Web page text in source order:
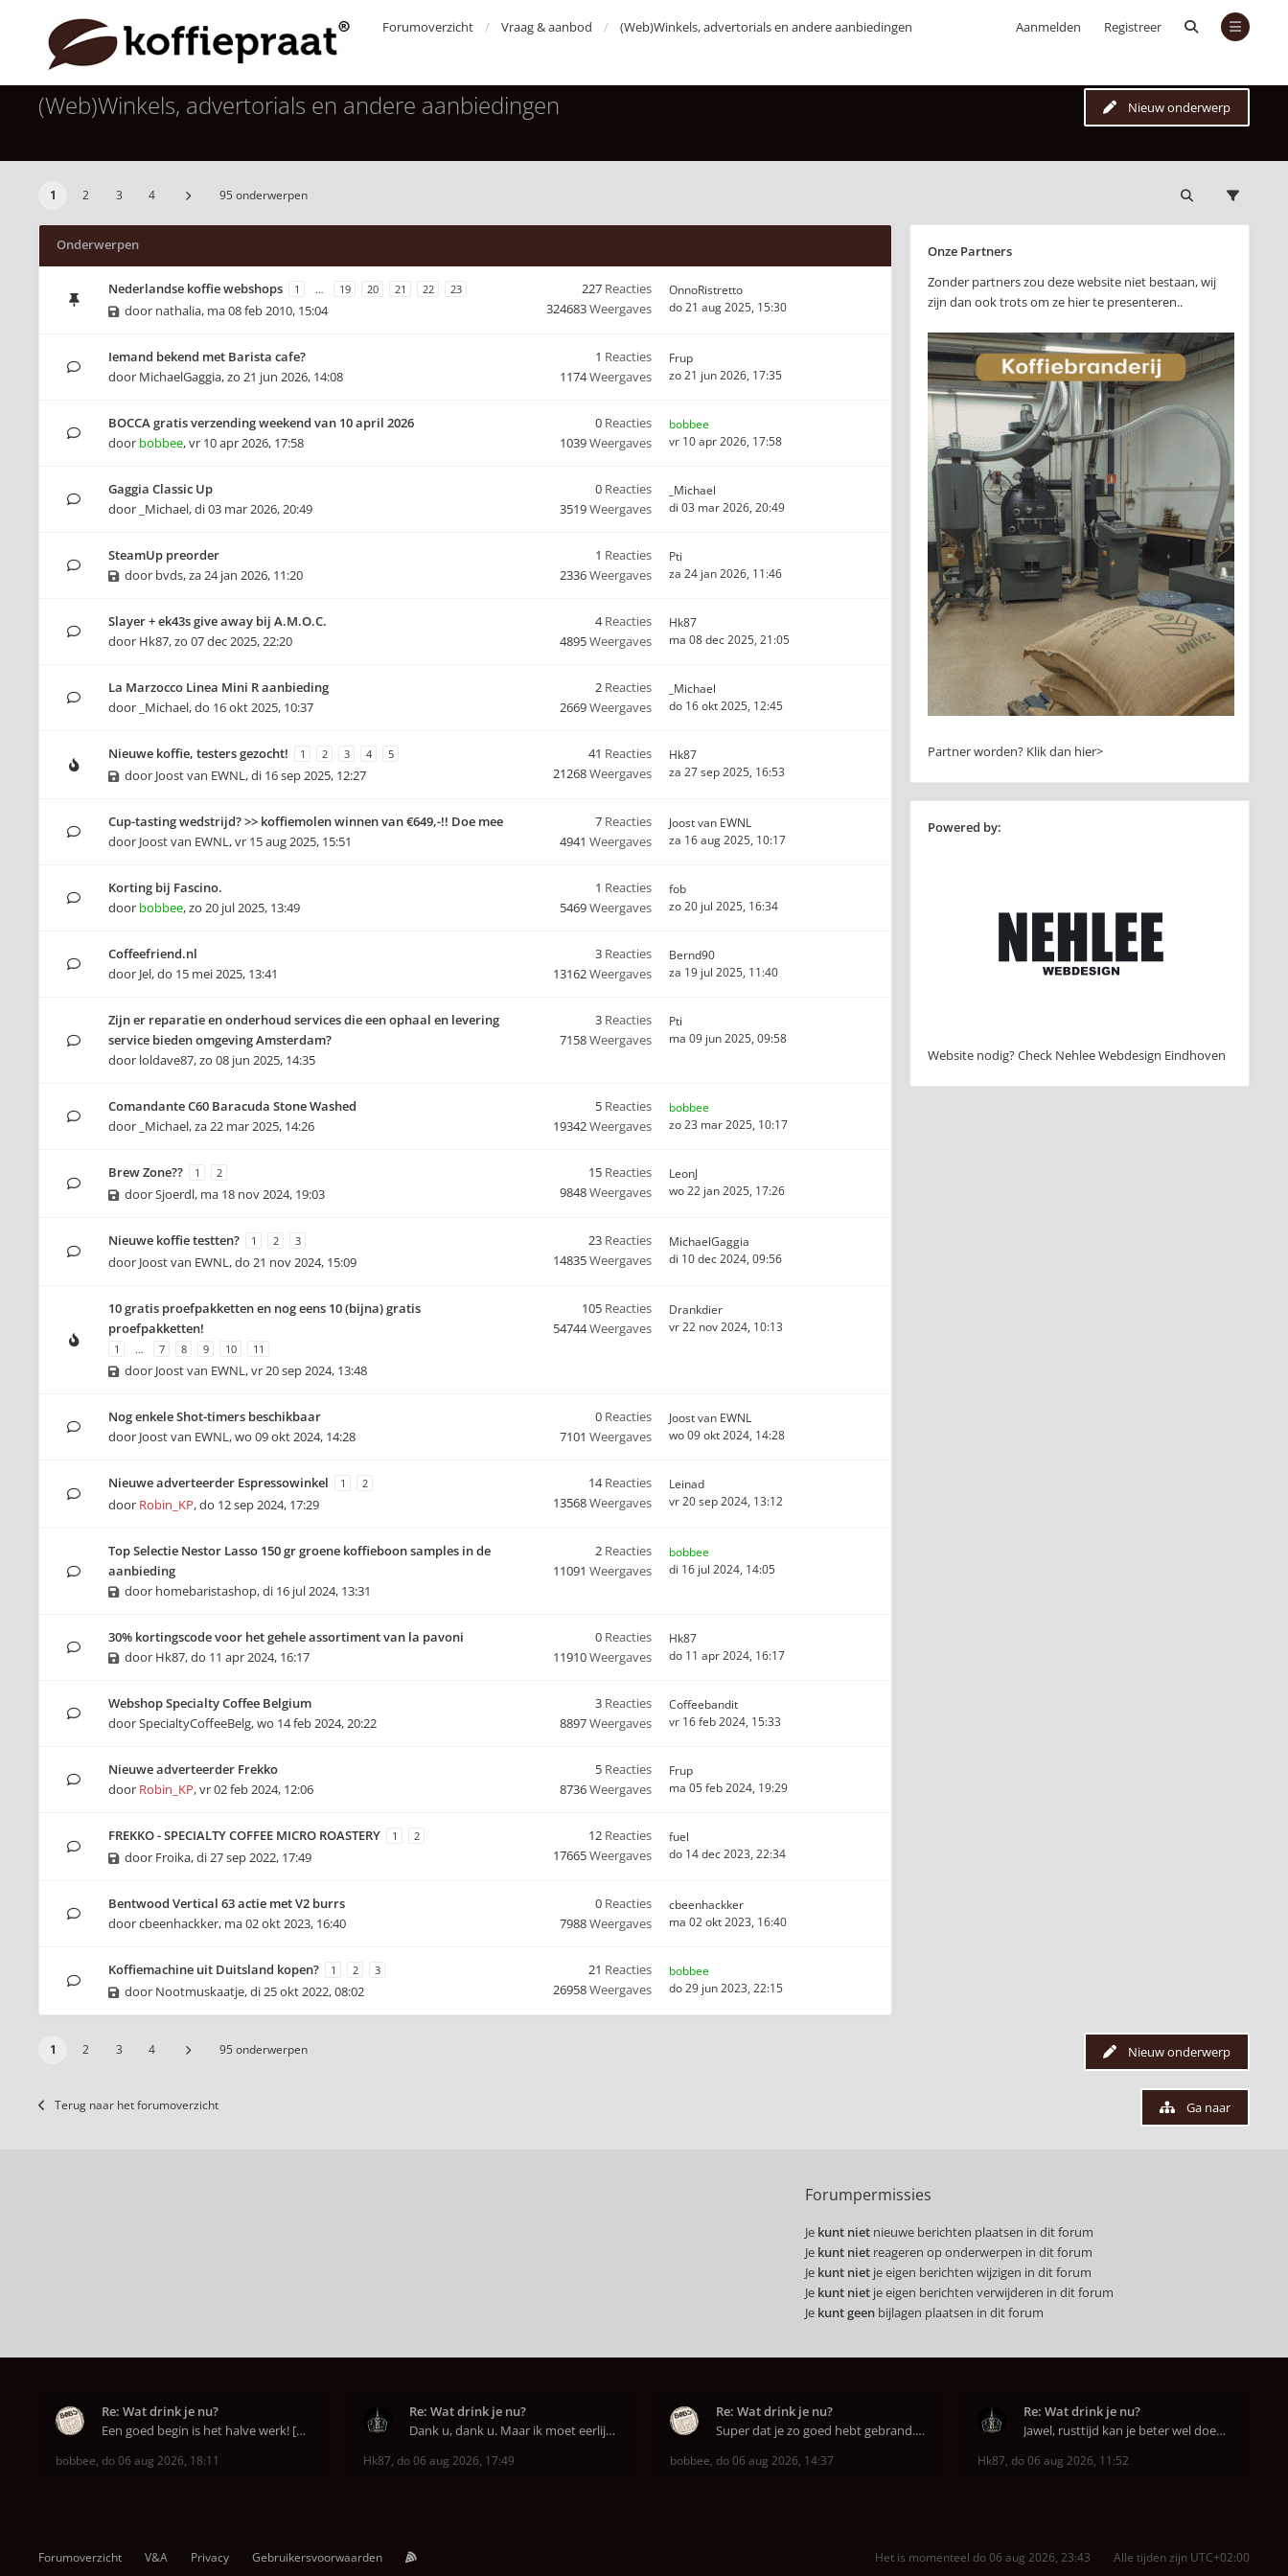
Aanmelden Registreer
Forumoverzicht Vraag & aanbod (Web)Winkels, advertorials en andere aanbiedingen
(Web)Winkels, advertorials en andere aanbiedingen Nieuw onderwerp
1 2 3 4 95 onderwerpen
Onderwerpen
Nederlandse koffie webshops 1 … 19 20 21 22 23
door nathalia, ma 08 feb 2010, 15:04
227 Reacties
324683Weergaves
OnnoRistretto
do 21 aug 2025, 15:30
Iemand bekend met Barista cafe?
door MichaelGaggia,zo 21 jun 2026, 14:08
1 Reacties
1174Weergaves
Frup
zo 21 jun 2026, 17:35
BOCCA gratis verzending weekend van 10 april 2026
door bobbee,vr 10 apr 2026, 17:58
0 Reacties
1039Weergaves
bobbee
vr 10 apr 2026, 17:58
Gaggia Classic Up
door _Michael,di 03 mar 2026, 20:49
0 Reacties
3519Weergaves
_Michael
di 03 mar 2026, 20:49
SteamUp preorder
door bvds,za 24 jan 2026, 11:20
1 Reacties
2336Weergaves
Pti
za 24 jan 2026, 11:46
Slayer + ek43s give away bij A.M.O.C.
door Hk87,zo 07 dec 2025, 22:20
4Reacties
4895Weergaves
Hk87
ma 08 dec 2025, 21:05
La Marzocco Linea Mini R aanbieding
door _Michael,do 16 okt 2025, 10:37
2 Reacties
2669Weergaves
_Michael
do 16 okt 2025, 12:45
Nieuwe koffie, testers gezocht! 1 2 3 4 5
door Joost van EWNL,di 16 sep 2025, 12:27
41 Reacties
21268Weergaves
Hk87
za 27 sep 2025, 16:53
Cup-tasting wedstrijd? >> koffiemolen winnen van €649,-!! Doe mee
door Joost van EWNL,vr 15 aug 2025, 15:51
7 Reacties
4941 Weergaves
Joost van EWNL
za 16 aug 2025, 10:17
Korting bij Fascino.
door bobbee,zo 20 jul 2025, 13:49
1 Reacties
5469Weergaves
fob
zo 20 jul 2025, 16:34
Coffeefriend.nl
door Jel,do 15 mei 2025, 13:41
3 Reacties
13162Weergaves
Bernd90
za 19 jul 2025, 11:40
Zijn er reparatie en onderhoud services die een ophaal en levering
service bieden omgeving Amsterdam?
door loldave87,zo 08 jun 2025, 14:35
3 Reacties
7158Weergaves
Pti
ma 09 jun 2025, 09:58
Comandante C60 Baracuda Stone Washed
door _Michael,za 22 mar 2025, 14:26
5 Reacties
19342Weergaves
bobbee
zo 23 mar 2025, 10:17
Brew Zone?? 1 2
doorSjoerdl, ma 18 nov 2024, 19:03
15 Reacties
9848Weergaves
LeonJ
wo 22 jan 2025, 17:26
Nieuwe koffie testten? 1 2 3
door Joost van EWNL,do 21 nov 2024, 15:09
23 Reacties
14835Weergaves
MichaelGaggia
di 10 dec 2024, 09:56
10 gratis proefpakketten en nog eens 10 (bijna) gratis
proefpakketten!
1 … 7 8 9 10 11
door Joost van EWNL,vr 20 sep 2024, 13:48
105 Reacties
54744Weergaves
Drankdier
vr 22 nov 2024, 10:13
Nog enkele Shot-timers beschikbaar
door Joost van EWNL,wo 09 okt 2024, 14:28
0 Reacties
7101 Weergaves
Joost van EWNL
wo 09 okt 2024, 14:28
Nieuwe adverteerder Espressowinkel 1 2
door Robin_KP,do 12 sep 2024, 17:29
14Reacties
13568Weergaves
Leinad
vr 20 sep 2024, 13:12
Top Selectie Nestor Lasso 150 gr groene koffieboon samples in de
aanbieding
door homebaristashop,di 16 jul 2024, 13:31
2 Reacties
11091 Weergaves
bobbee
di 16 jul 2024, 14:05
30% kortingscode voor het gehele assortiment van la pavoni
door Hk87,do 11 apr 2024, 16:17
0 Reacties
11910Weergaves
Hk87
do 11 apr 2024, 16:17
Webshop Specialty Coffee Belgium
doorSpecialtyCoffeeBelg,wo 14 feb 2024, 20:22
3 Reacties
8897Weergaves
Coffeebandit
vr 16 feb 2024, 15:33
Nieuwe adverteerder Frekko
door Robin_KP,vr 02 feb 2024, 12:06
5 Reacties
8736Weergaves
Frup
ma 05 feb 2024, 19:29
FREKKO - SPECIALTY COFFEE MICRO ROASTERY 1 2
door Froika,di 27 sep 2022, 17:49
12 Reacties
17665Weergaves
fuel
do 14 dec 2023, 22:34
Bentwood Vertical 63 actie met V2 burrs
doorcbeenhackker, ma 02 okt 2023, 16:40
0 Reacties
7988Weergaves
cbeenhackker
ma 02 okt 2023, 16:40
Koffiemachine uit Duitsland kopen? 1 2 3
door Nootmuskaatje,di 25 okt 2022, 08:02
21 Reacties
26958Weergaves
bobbee
do 29 jun 2023, 22:15
Onze Partners
Zonder partners zou deze website niet bestaan, wij
zijn dan ook trots om ze hier te presenteren..
Partner worden? Klik dan hier>
Powered by:
Website nodig? Check Nehlee Webdesign Eindhoven
Nieuw onderwerp
1 2 3 4 95 onderwerpen
Terug naar het forumoverzicht Ga naar
Forumpermissies
Je kunt niet nieuwe berichten plaatsen in dit forum
Je kunt niet reageren op onderwerpen in dit forum
Je kunt niet je eigen berichten wijzigen in dit forum
Je kunt niet je eigen berichten verwijderen in dit forum
Je kunt geen bijlagen plaatsen in dit forum
Re: Wat drink je nu?
Een goed begin is het halve werk! [emoji6]
bobbee, do 06 aug 2026, 18:11
Re: Wat drink je nu?
Dank u, dank u. Maar ik moet eerlijk bekennen da
Hk87, do 06 aug 2026, 17:49
Re: Wat drink je nu?
Super dat je zo goed hebt gebrand. Gefeliciteerd!
bobbee, do 06 aug 2026, 14:37
Re: Wat drink je nu?
Jawel, rusttijd kan je beter wel doen anders smaa
Hk87, do 06 aug 2026, 11:52
Forumoverzicht V&A Privacy Gebruikersvoorwaarden Alle tijden zijn UTC+02:00
Het is momenteel do 06 aug 2026, 23:43